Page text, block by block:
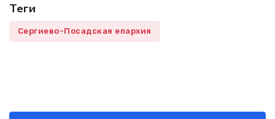
Теги
Сергиево-Посадская епархия